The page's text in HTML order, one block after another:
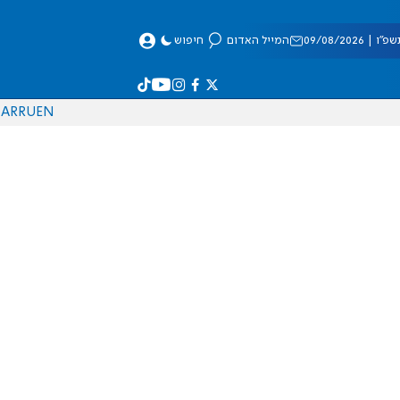
08/2026 המייל האדום חיפוש
EN
RU
AR